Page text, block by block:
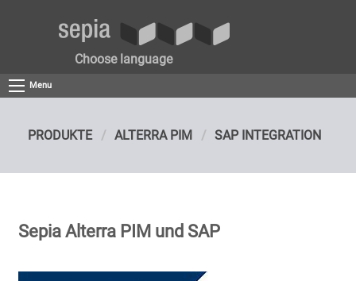
Choose language
Menu
PRODUKTE ALTERRA PIM SAP INTEGRATION
Sepia Alterra PIM und SAP